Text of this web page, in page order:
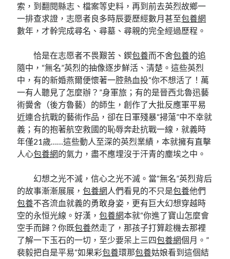
索，到翻閱縣志、檔案等史料，再到前去英烈故鄉一
一排查求證，志愿者良多時辰要歷經數月甚至包養網
數年，才幹完成尋名、尋墓、尋親的完全經過歷程。
恰是在志愿者不畏艱苦、鍥包養而不舍包養的追
隨中，“無名”英烈的抽像逐步鮮活、清楚。這些英烈
中，有的新婚燕爾便懷著一腔熱血投“你不想活了！萬
一有人聽見了怎麼辦？”身軍旅；有的是晉西北魯迅藝
術黌舍（後方魯藝）的師生，創作了大批反應軍平易
近連合抗戰的藝術作品，卻在日軍殘暴“掃蕩”中不幸就
義；有的抱著航空救國的恥辱奔赴抗戰一線，就義時
年僅21歲……這些動人至深的英烈業績，本就擁有直擊
人心包養網的氣力，盡不應埋沒于汗青的塵埃之中。
幻想之光不滅，信心之光不滅。當“無名”英烈背后
的故事漸漸展展，包養網人們看見的不只是包養他們
包養不吝流血就義的勇敢身姿，更有巨大幻想穿越時
空的永恒光線。好漢，包養網本就“你進了寶山怎麼會
空手而歸？你既包養然走了，那孩子打算趁機去那裡
了解一下玉石的一切，至少要呆上三四包養網個月。”
裴毅把自是平易“如果彩包養環那包養姑娘看到這個結